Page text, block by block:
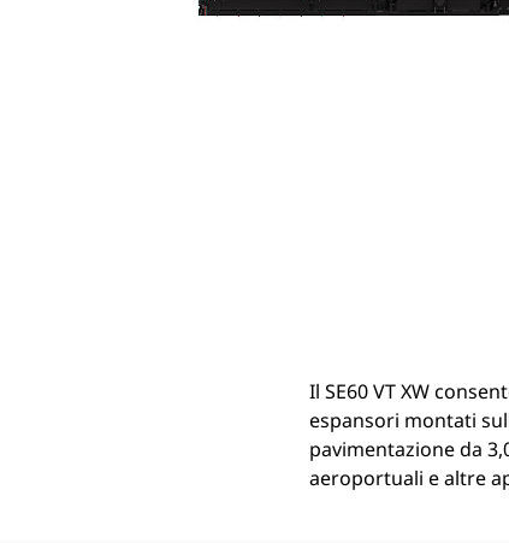
Il SE60 VT XW
espansori montati
pavimentazione da
aeroportuali e altre